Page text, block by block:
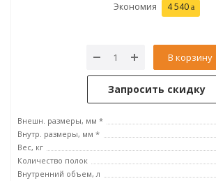
Экономия 4 540
В корзину
Запросить скидку
Внешн. размеры, мм *
Внутр. размеры, мм *
Вес, кг
Количество полок
Внутренний объем, л